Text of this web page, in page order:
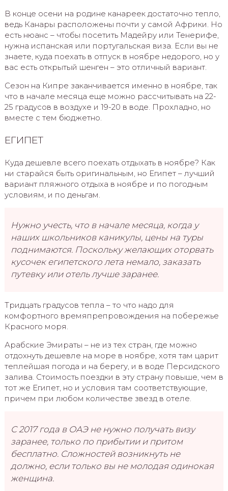
В конце осени на родине канареек достаточно тепло,
ведь Канары расположены почти у самой Африки. Но
есть нюанс – чтобы посетить Мадейру или Тенерифе,
нужна испанская или португальская виза. Если вы не
знаете, куда поехать в отпуск в ноябре недорого, но у
вас есть открытый шенген – это отличный вариант.
Сезон на Кипре заканчивается именно в ноябре, так
что в начале месяца еще можно рассчитывать на 22-
25 градусов в воздухе и 19-20 в воде. Прохладно, но
вместе с тем бюджетно.
ЕГИПЕТ
Куда дешевле всего поехать отдыхать в ноябре? Как
ни старайся быть оригинальным, но Египет – лучший
вариант пляжного отдыха в ноябре и по погодным
условиям, и по деньгам.
Нужно учесть, что в начале месяца, когда у
наших школьников каникулы, цены на туры
поднимаются. Поскольку желающих оторвать
кусочек египетского лета немало, заказать
путевку или отель лучше заранее.
Тридцать градусов тепла – то что надо для
комфортного времяпрепровождения на побережье
Красного моря.
Арабские Эмираты – не из тех стран, где можно
отдохнуть дешевле на море в ноябре, хотя там царит
теплейшая погода и на берегу, и в воде Персидского
залива. Стоимость поездки в эту страну повыше, чем в
тот же Египет, но и условия там соответствующие,
причем при любом количестве звезд в отеле.
С 2017 года в ОАЭ не нужно получать визу
заранее, только по прибытии и притом
бесплатно. Сложностей возникнуть не
должно, если только вы не молодая одинокая
женщина.